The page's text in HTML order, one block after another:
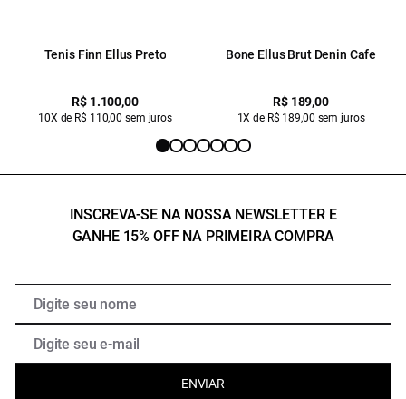
Tenis Finn Ellus Preto
R$ 1.100,00
10X de R$ 110,00 sem juros
Bone Ellus Brut Denin Cafe
R$ 189,00
1X de R$ 189,00 sem juros
INSCREVA-SE NA NOSSA NEWSLETTER E
GANHE 15% OFF NA PRIMEIRA COMPRA
ENVIAR